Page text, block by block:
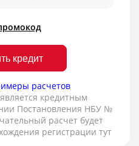
кредит
расчетов
кредитным
Постановления НБУ №
расчет будет
регистрации тут